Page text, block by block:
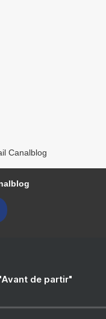
Canalblog
de partir"